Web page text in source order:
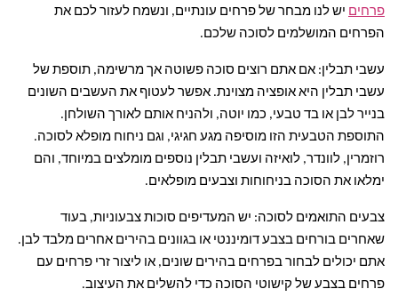
פרחים יש לנו מבחר של פרחים עונתיים, ונשמח לעזור לכם את
הפרחים המושלמים לסוכה שלכם.
עשבי תבלין: אם אתם רוצים סוכה פשוטה אך מרשימה, תוספת של
עשבי תבלין היא אופציה מצוינת. אפשר לעטוף את העשבים השונים
בנייר לבן או בד טבעי, כמו יוטה, ולהניח אותם לאורך השולחן.
התוספת הטבעית הזו מוסיפה מגע חגיגי, וגם ניחוח מופלא לסוכה.
רוזמרין, לוונדר, לואיזה ועשבי תבלין נוספים מומלצים במיוחד, והם
ימלאו את הסוכה בניחוחות וצבעים מופלאים.
צבעים התואמים לסוכה: יש המעדיפים סוכות צבעוניות, בעוד
שאחרים בורחים בצבע דומיננטי או בגוונים בהירים אחרים מלבד לבן.
אתם יכולים לבחור בפרחים בהירים שונים, או ליצור זרי פרחים עם
פרחים בצבע של קישוטי הסוכה כדי להשלים את העיצוב.